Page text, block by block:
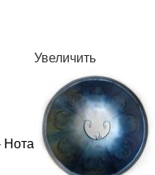
Увеличить